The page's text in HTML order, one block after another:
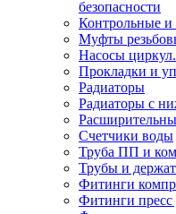
безопасности
Контрольные
Муфты
Насосы
Прокладки и
Радиаторы
Радиаторы с
Счетчики воды
Труба ПП и
Трубы и
Фитинги
Фитинги